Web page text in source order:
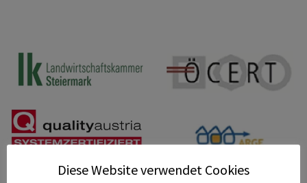
Diese Website verwendet Cookies